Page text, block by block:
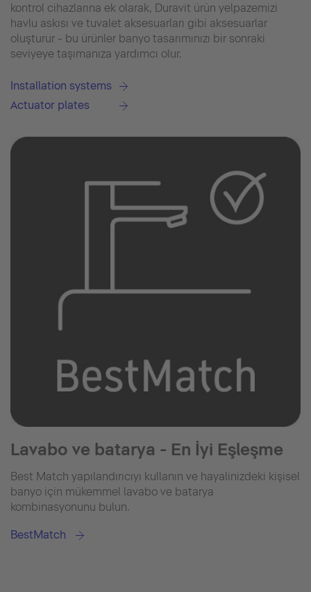
kontrol cihazlarına ek olarak, Duravit ürün yelpazemizi
havlu askısı ve tuvalet aksesuarları gibi aksesuarlar
oluşturur - bu ürünler banyo tasarımınızı bir sonraki
seviyeye taşımanıza yardımcı olur.
Installation systems
Actuator plates
Lavabo ve batarya - En İyi Eşleşme
Best Match yapılandırıcıyı kullanın ve hayalinizdeki kişisel
banyo için mükemmel lavabo ve batarya
kombinasyonunu bulun.
BestMatch